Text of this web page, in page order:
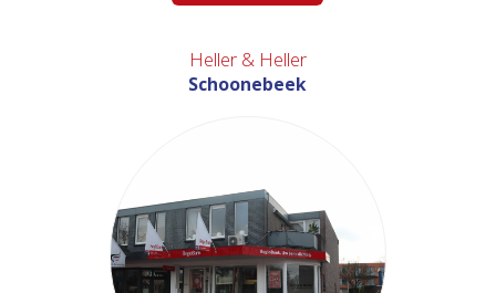
Heller & Heller
Schoonebeek